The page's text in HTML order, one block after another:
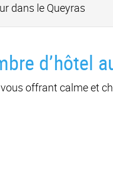
dans le Queyras
d’hôtel
offrant calme et